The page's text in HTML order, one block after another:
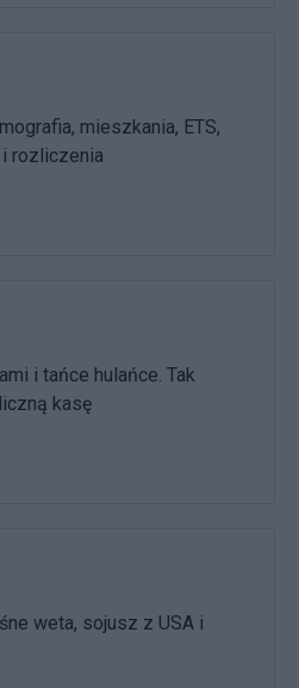
mieszkania, ETS,
rozliczenia
i tańce hulańce. Tak
kasę
weta, sojusz z USA i